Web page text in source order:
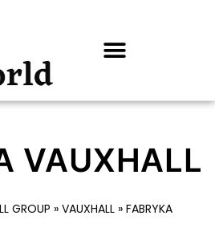
VAUXHALL
GROUP » VAUXHALL » FABRYKA